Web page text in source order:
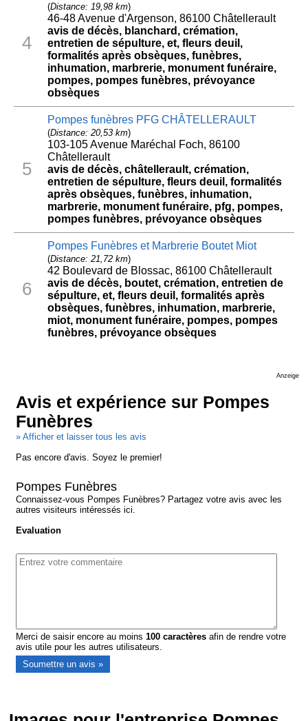
4
(Distance: 19,98 km)
46-48 Avenue d'Argenson, 86100 Châtellerault
avis de décès, blanchard, crémation,
entretien de sépulture, et, fleurs deuil,
formalités après obsèques, funèbres,
inhumation, marbrerie, monument funéraire,
pompes, pompes funèbres, prévoyance
obsèques
5
Pompes funèbres PFG CHÂTELLERAULT
(Distance: 20,53 km)
103-105 Avenue Maréchal Foch, 86100
Châtellerault
avis de décès, châtellerault, crémation,
entretien de sépulture, fleurs deuil, formalités
après obsèques, funèbres, inhumation,
marbrerie, monument funéraire, pfg, pompes,
pompes funèbres, prévoyance obsèques
6
Pompes Funèbres et Marbrerie Boutet Miot
(Distance: 21,72 km)
42 Boulevard de Blossac, 86100 Châtellerault
avis de décès, boutet, crémation, entretien de
sépulture, et, fleurs deuil, formalités après
obsèques, funèbres, inhumation, marbrerie,
miot, monument funéraire, pompes, pompes
funèbres, prévoyance obsèques
Anzeige
Avis et expérience sur Pompes
Funèbres
» Afficher et laisser tous les avis
Pas encore d'avis. Soyez le premier!
Pompes Funèbres
Connaissez-vous Pompes Funèbres? Partagez votre avis avec les
autres visiteurs intéressés ici.
Evaluation
Merci de saisir encore au moins100 caractères afin de rendre votre
avis utile pour les autres utilisateurs.